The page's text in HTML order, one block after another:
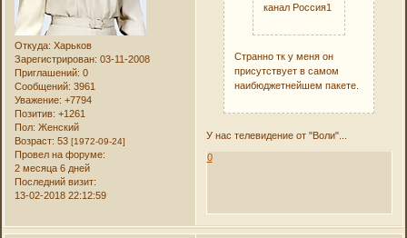
Откуда: Харьков
Зарегистрирован: 03-11-2008
Приглашений: 0
Сообщений: 3961
Уважение: +7794
Позитив: +1261
Пол: Женский
Возраст: 53[1972-09-24]
Провел на форуме:
2 месяца 6 дней
Последний визит:
13-02-2018 22:12:59
канал Россия1
Странно тк у меня он
присутствует в самом
наибюджетнейшем пакете.
У нас телевидение от "Воли"...
0